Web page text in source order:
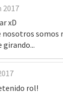
2017
xD
nosotros somos
girando...
rol!